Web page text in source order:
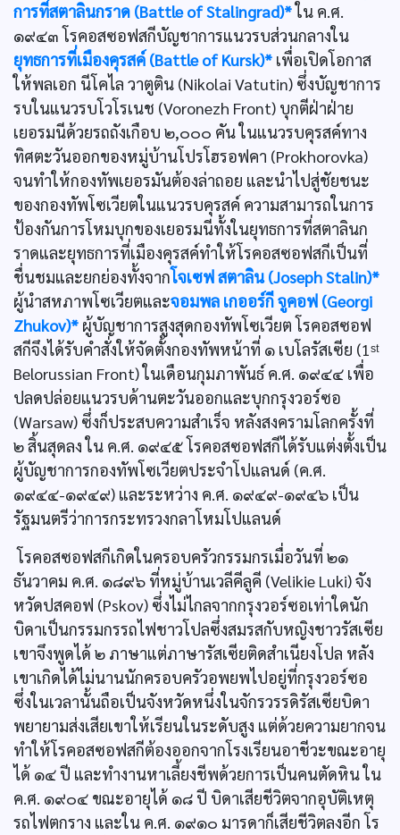
การที่สตาลินกราด (Battle of Stalingrad)*ใน ค.ศ.
๑๙๔๓ โรคอสซอฟสกีบัญชาการแนวรบส่วนกลางใน
ยุทธการที่เมืองคุรสค์ (Battle of Kursk)* เพื่อเปิดโอกาส
ให้พลเอก นีโคไล วาตูติน (Nikolai Vatutin) ซึ่งบัญชาการ
รบในแนวรบโวโรเนช (Voronezh Front) บุกตีฝ่าฝ่าย
เยอรมนีด้วยรถถังเกือบ ๒,๐๐๐ คัน ในแนวรบคุรสค์ทาง
ทิศตะวันออกของหมู่บ้านโปรโฮรอฟคา (Prokhorovka)
จนทำให้กองทัพเยอรมันต้องล่าถอย และนำไปสู่ชัยชนะ
ของกองทัพโซเวียตในแนวรบคุรสค์ ความสามารถในการ
ป้องกันการโหมบุกของเยอรมนีทั้งในยุทธการที่สตาลินก
ราดและยุทธการที่เมืองคุรสค์ทำให้โรคอสซอฟสกีเป็นที่
ชื่นชมและยกย่องทั้งจากโจเซฟ สตาลิน (Joseph Stalin)*
ผู้นำสหภาพโซเวียตและจอมพล เกออร์กี จูคอฟ (Georgi
Zhukov)* ผู้บัญชาการสูงสุดกองทัพโซเวียต โรคอสซอฟ
สกีจึงได้รับคำสั่งให้จัดตั้งกองทัพหน้าที่ ๑ เบโลรัสเซีย (1ˢᵗ
Belorussian Front) ในเดือนกุมภาพันธ์ ค.ศ. ๑๙๔๔ เพื่อ
ปลดปล่อยแนวรบด้านตะวันออกและบุกกรุงวอร์ซอ
(Warsaw) ซึ่งก็ประสบความสำเร็จ หลังสงครามโลกครั้งที่
๒ สิ้นสุดลง ใน ค.ศ. ๑๙๔๕ โรคอสซอฟสกีได้รับแต่งตั้งเป็น
ผู้บัญชาการกองทัพโซเวียตประจำโปแลนด์ (ค.ศ.
๑๙๔๔-๑๙๔๙) และระหว่าง ค.ศ. ๑๙๔๙-๑๙๔๖ เป็น
รัฐมนตรีว่าการกระทรวงกลาโหมโปแลนด์
โรคอสซอฟสกีเกิดในครอบครัวกรรมกรเมื่อวันที่ ๒๑
ธันวาคม ค.ศ. ๑๘๙๖ ที่หมู่บ้านเวลีคีลูคี (Velikie Luki) จัง
หวัดปสคอฟ (Pskov) ซึ่งไม่ไกลจากกรุงวอร์ซอเท่าใดนัก
บิดาเป็นกรรมกรรถไฟชาวโปลซึ่งสมรสกับหญิงชาวรัสเซีย
เขาจึงพูดได้ ๒ ภาษาแต่ภาษารัสเซียติดสำเนียงโปล หลัง
เขาเกิดได้ไม่นานนักครอบครัวอพยพไปอยู่ที่กรุงวอร์ซอ
ซึ่งในเวลานั้นถือเป็นจังหวัดหนึ่งในจักรวรรดิรัสเซียบิดา
พยายามส่งเสียเขาให้เรียนในระดับสูง แต่ด้วยความยากจน
ทำให้โรคอสซอฟสกีต้องออกจากโรงเรียนอาชีวะขณะอายุ
ได้ ๑๔ ปี และทำงานหาเลี้ยงชีพด้วยการเป็นคนตัดหิน ใน
ค.ศ. ๑๙๐๔ ขณะอายุได้ ๑๘ ปี บิดาเสียชีวิตจากอุบัติเหตุ
รถไฟตกราง และใน ค.ศ. ๑๙๑๐ มารดาก็เสียชีวิตลงอีก โร